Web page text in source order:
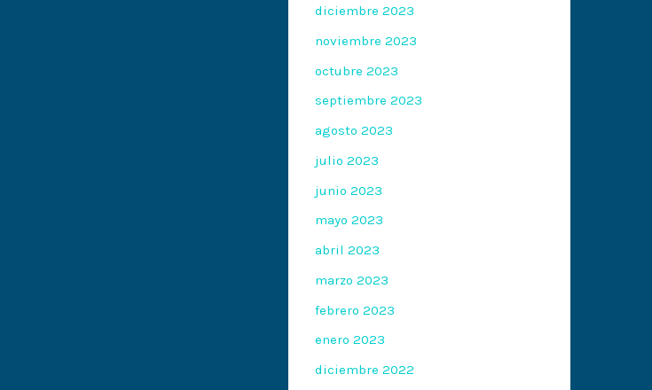
diciembre 2023
noviembre 2023
octubre 2023
septiembre 2023
agosto 2023
julio 2023
junio 2023
mayo 2023
abril 2023
marzo 2023
febrero 2023
enero 2023
diciembre 2022